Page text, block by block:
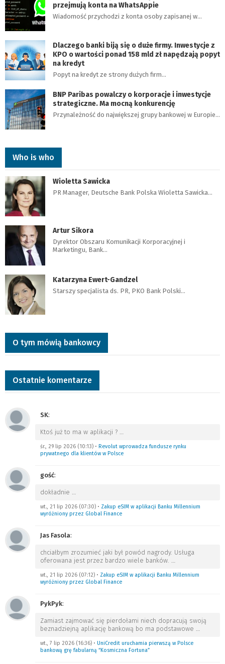
przejmują konta na WhatsAppie
Wiadomość przychodzi z konta osoby zapisanej w…
Dlaczego banki biją się o duże firmy. Inwestycje z
KPO o wartości ponad 158 mld zł napędzają popyt
na kredyt
Popyt na kredyt ze strony dużych firm…
BNP Paribas powalczy o korporacje i inwestycje
strategiczne. Ma mocną konkurencję
Przynależność do największej grupy bankowej w Europie…
Who is who
Wioletta Sawicka
PR Manager, Deutsche Bank Polska Wioletta Sawicka…
Artur Sikora
Dyrektor Obszaru Komunikacji Korporacyjnej i
Marketingu, Bank…
Katarzyna Ewert-Gandzel
Starszy specjalista ds. PR, PKO Bank Polski…
O tym mówią bankowcy
Ostatnie komentarze
SK:
Ktoś już to ma w aplikacji ? …
śr., 29 lip 2026 (10:13) • Revolut wprowadza fundusze rynku
prywatnego dla klientów w Polsce
gość:
dokładnie …
wt., 21 lip 2026 (07:30) • Zakup eSIM w aplikacji Banku Millennium
wyróżniony przez Global Finance
Jas Fasola:
chciałbym zrozumieć jaki był powód nagrody. Usługa
oferowana jest przez bardzo wiele banków. …
wt., 21 lip 2026 (07:12) • Zakup eSIM w aplikacji Banku Millennium
wyróżniony przez Global Finance
PykPyk:
Zamiast zajmować się pierdołami niech dopracują swoją
beznadziejną aplikację bankową bo ma podstawowe …
wt., 7 lip 2026 (16:36) • UniCredit uruchamia pierwszą w Polsce
bankową grę fabularną “Kosmiczna Fortuna”